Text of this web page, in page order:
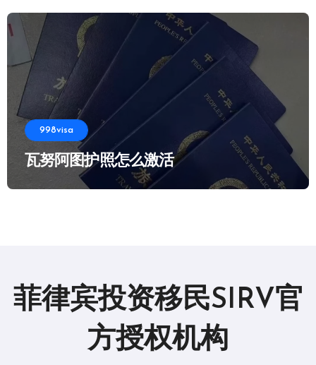
998visa
瓦努阿图护照怎么激活
菲律宾投资移民SIRV官
方授权机构